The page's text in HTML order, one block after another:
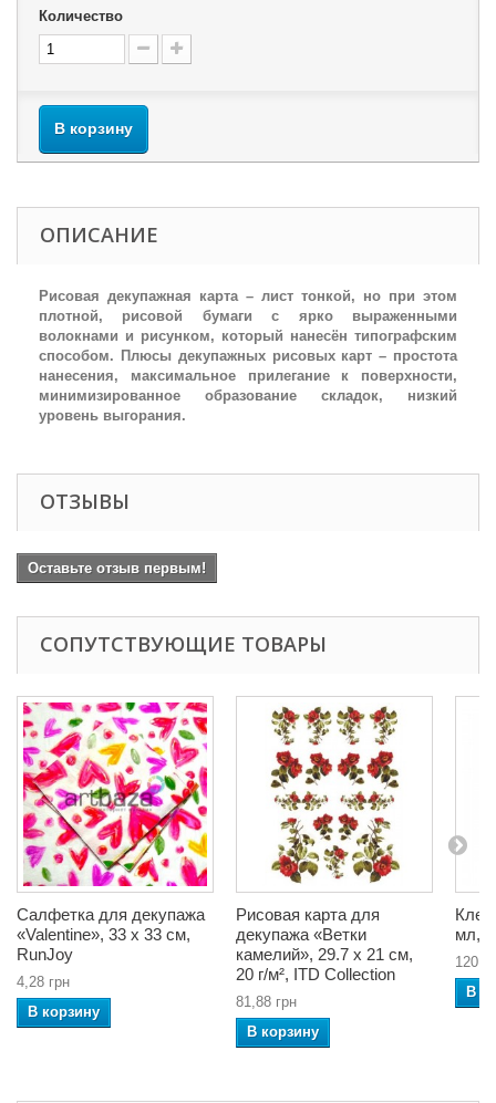
Количество
В корзину
ОПИСАНИЕ
Рисовая декупажная карта – лист тонкой, но при этом
плотной, рисовой бумаги с ярко выраженными
волокнами и рисунком, который нанесён типографским
способом. Плюсы декупажных рисовых карт – простота
нанесения, максимальное прилегание к поверхности,
минимизированное образование складок, низкий
уровень выгорания.
ОТЗЫВЫ
Оставьте отзыв первым!
СОПУТСТВУЮЩИЕ ТОВАРЫ
Салфетка для декупажа
«Valentine», 33 x 33 см,
RunJoy
4,28 грн
В корзину
Рисовая карта для
декупажа «Ветки
камелий», 29.7 x 21 см,
20 г/м², ITD Collection
81,88 грн
В корзину
мл,
В